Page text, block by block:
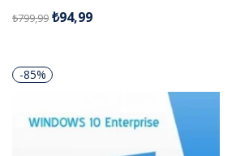
5.00oy aldı
₺799,99 ₺94,99
-85%